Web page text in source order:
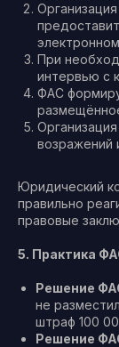
При
интервью с
ФАС
возражений
Юридический
правильно
правовые
5. Практика
Решение
не
штраф 100
Решение